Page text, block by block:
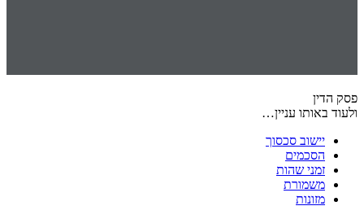
פסק הדין
ולעוד באותו עניין…
יישוב סכסוך
הסכמים
זמני שהות
משמורת
מזונות